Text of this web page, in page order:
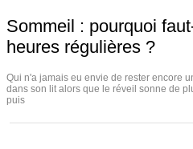
Sommeil : pourquoi
heures régulières ?
Qui n'a jamais eu envie de rester encore
dans son lit alors que le réveil sonne de
puis